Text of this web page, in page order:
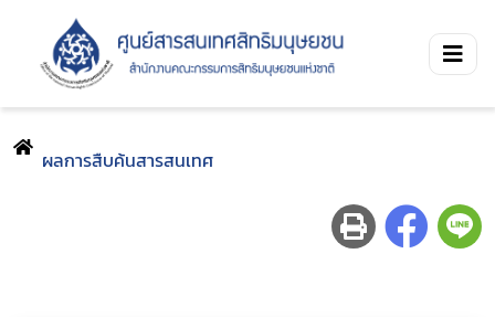
ผลการสืบค้นสารสนเทศ